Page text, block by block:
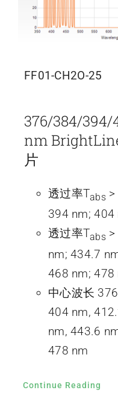
FF01-CH2O-25
376/384/394/
nm
片
透过率Tabs
394 nm; 404
透过率Tabs
nm; 434.7
468 nm; 478
中心波长
404 nm,
nm, 443.6
478 nm
Continue Reading